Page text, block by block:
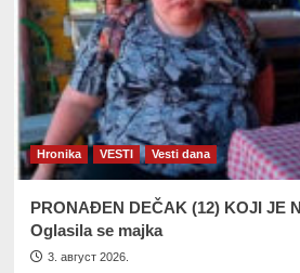
Hronika VESTI Vesti dana
PRONAĐEN DEČAK (12) KOJI JE
Oglasila se majka
3. август 2026.